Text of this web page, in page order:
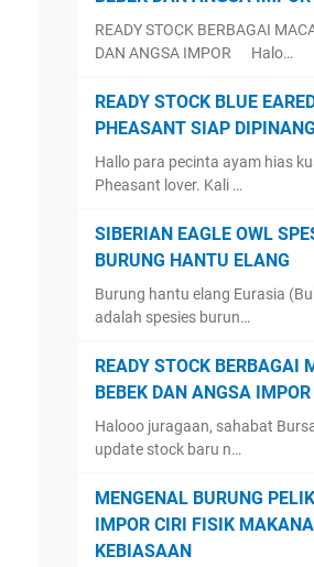
READY STOCK BERBAGAI
DAN ANGSA IMPOR Halo…
READY STOCK BLUE
PHEASANT SIAP DIPINANG
Hallo para pecinta ayam hias
Pheasant lover. Kali …
SIBERIAN EAGLE OWL
BURUNG HANTU ELANG
Burung hantu elang Eurasia
adalah spesies burun…
READY STOCK BERBAGAI
BEBEK DAN ANGSA IMPOR
Halooo juragaan, sahabat
update stock baru n…
MENGENAL BURUNG
IMPOR CIRI FISIK
KEBIASAAN